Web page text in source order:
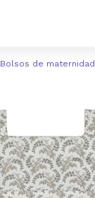
Bolsos de maternidad